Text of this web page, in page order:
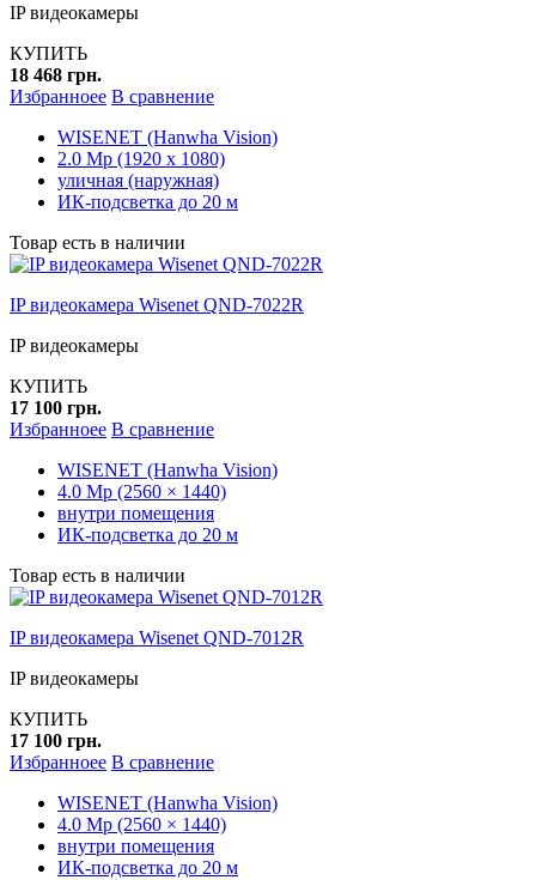
IP видеокамеры
КУПИТЬ
18 468 грн.
Избранноее В сравнение
WISENET (Hanwha Vision)
2.0 Mp (1920 x 1080)
уличная (наружная)
ИК-подсветка до 20 м
Товар есть в наличии
IP видеокамера Wisenet QND-7022R
IP видеокамеры
КУПИТЬ
17 100 грн.
Избранноее В сравнение
WISENET (Hanwha Vision)
4.0 Mp (2560 × 1440)
внутри помещения
ИК-подсветка до 20 м
Товар есть в наличии
IP видеокамера Wisenet QND-7012R
IP видеокамеры
КУПИТЬ
17 100 грн.
Избранноее В сравнение
WISENET (Hanwha Vision)
4.0 Mp (2560 × 1440)
внутри помещения
ИК-подсветка до 20 м